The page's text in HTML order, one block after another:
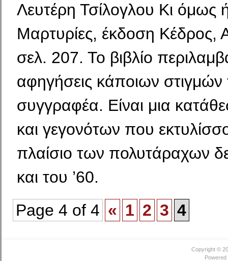
Λευτέρη Τσίλογλου Κι όμως
Μαρτυρίες, έκδοση Κέδρος,
σελ. 207. Το βιβλίο
αφηγήσεις κάποιων στιγμών
συγγραφέα. Είναι μια
και γεγονότων που
πλαίσιο των πολυτάραχων
και του ’60.
Page 4 of 4 « 1 2 3 4
Copyright ©